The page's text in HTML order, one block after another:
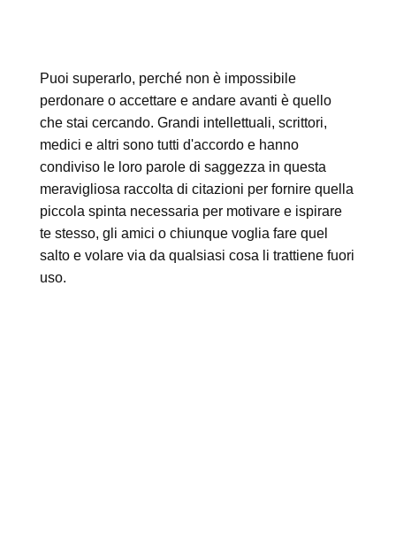
Puoi superarlo, perché non è impossibile
perdonare o accettare e andare avanti è quello
che stai cercando. Grandi intellettuali, scrittori,
medici e altri sono tutti d'accordo e hanno
condiviso le loro parole di saggezza in questa
meravigliosa raccolta di citazioni per fornire quella
piccola spinta necessaria per motivare e ispirare
te stesso, gli amici o chiunque voglia fare quel
salto e volare via da qualsiasi cosa li trattiene fuori
uso.